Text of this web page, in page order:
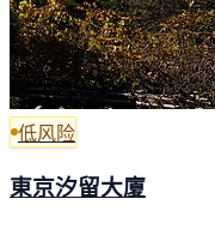
低风险
東京汐留大廈